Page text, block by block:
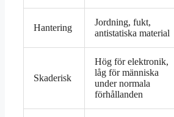
Hantering
Jordning, fukt,
antistatiska material
Skaderisk
Hög för elektronik,
låg för människa
under normala
förhållanden